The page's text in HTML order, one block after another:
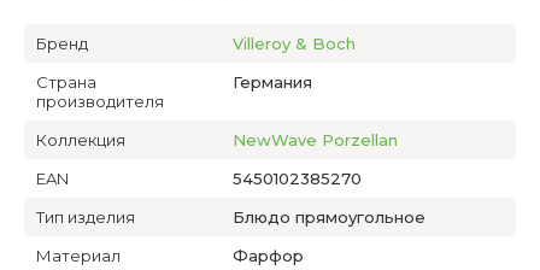
Бренд
Villeroy & Boch
Страна
производителя
Германия
Коллекция
NewWave Porzellan
EAN
5450102385270
Тип изделия
Блюдо прямоугольное
Материал
Фарфор